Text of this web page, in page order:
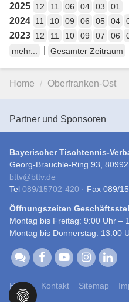
2025 12 11 06 04 03 01
2024 11 10 09 06 05 04
2023 12 11 10 09 07 06
mehr...
Gesamter Zeitraum
Home Oberfranken-Ost
Partner und Sponsoren
Bayerischer Tischtennis-
Georg-Brauchle-Ring 93,
bttv@bttv.de
Tel 089/15702-420 · Fax 089/
Öffnungszeiten
Montag bis Freitag: 9:00 Uhr –
Montag bis Donnerstag: 13:00
Home Kontakt Sitemap